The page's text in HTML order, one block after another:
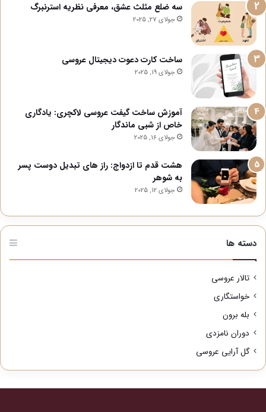
سه ضلع مثلث عشق، معرفی نظریه استرنبرگ
جولای 27, 2025
ساخت کارت دعوت دیجیتال عروسی
جولای 19, 2025
آموزش ساخت گیفت عروسی لاکچری: یادگاری
خاص از شبی ماندگار
جولای 16, 2025
هشت قدم تا ازدواج: راز های تبدیل دوست پسر
به شوهر
جولای 12, 2025
دسته ها
تالار عروسی
خواستگاری
بله برون
دوران نامزدی
گل آرایی عروسی